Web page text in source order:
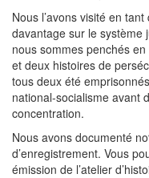
Nous l’avons visité en
davantage sur le système
nous sommes penchés
et deux histoires de
tous deux été
national-socialisme avant
concentration.
Nous avons documenté
d’enregistrement. Vous
émission de l’atelier